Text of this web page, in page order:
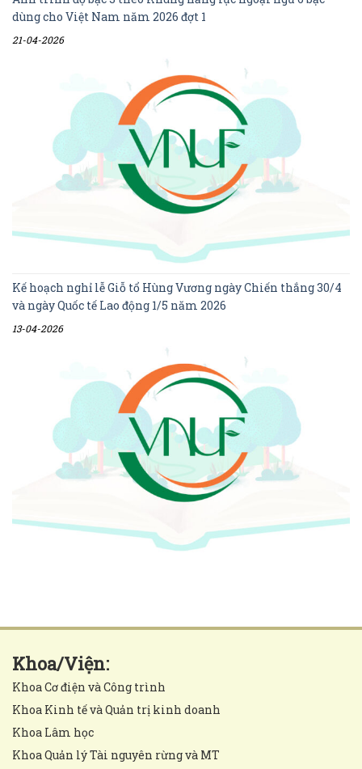
dùng cho Việt Nam năm 2026 đợt 1
21-04-2026
Kế hoạch nghỉ lễ Giỗ tổ Hùng Vương ngày Chiến thắng 30/4
và ngày Quốc tế Lao động 1/5 năm 2026
13-04-2026
Khoa/Viện:
Khoa Cơ điện và Công trình
Khoa Kinh tế và Quản trị kinh doanh
Khoa Lâm học
Khoa Quản lý Tài nguyên rừng và MT